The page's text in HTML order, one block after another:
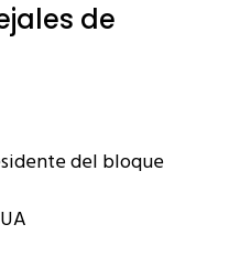
de
del bloque